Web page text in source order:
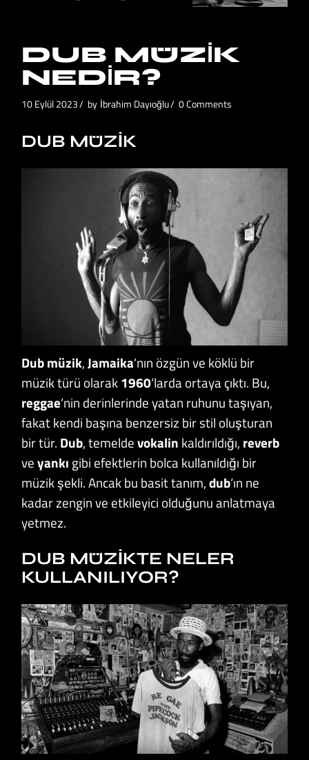
DUB MÜZIK
NEDIR?
10 Eylül 2023 by İbrahim Dayıoğlu 0 Comments
DUB MÜZIK
Dub müzik,Jamaika‘nın özgün ve köklü bir
müzik türü olarak1960‘larda ortaya çıktı. Bu,
reggae‘nin derinlerinde yatan ruhunu taşıyan,
fakat kendi başına benzersiz bir stil oluşturan
bir tür. Dub, temeldevokalin kaldırıldığı, reverb
veyankı gibi efektlerin bolca kullanıldığı bir
müzik şekli. Ancak bu basit tanım,dub‘ın ne
kadar zengin ve etkileyici olduğunu anlatmaya
yetmez.
DUB MÜZIKTE NELER
KULLANILIYOR?